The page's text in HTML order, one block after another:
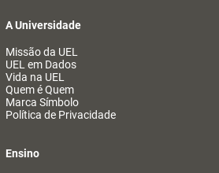
A Universidade
Missão da UEL
UEL em Dados
Vida na UEL
Quem é Quem
Marca Símbolo
Política de Privacidade
Ensino